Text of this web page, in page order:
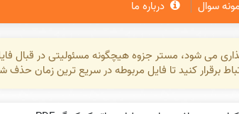
سوال درباره ما
می شود، مستر جزوه هیچگونه مسئولیتی در قبال
برقرار کنید تا فایل مربوطه در سریع ترین زمان حذف